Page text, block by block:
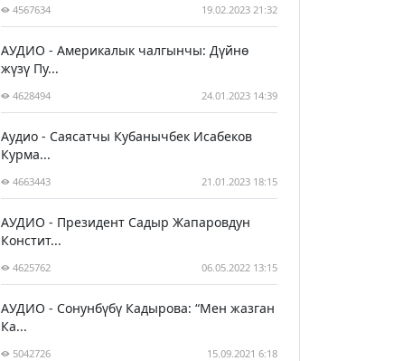
4567634 19.02.2023 21:32
АУДИО - Америкалык чалгынчы: Дүйнө
жүзү Пу...
4628494 24.01.2023 14:39
Аудио - Саясатчы Кубанычбек Исабеков
Курма...
4663443 21.01.2023 18:15
АУДИО - Президент Садыр Жапаровдун
Констит...
4625762 06.05.2022 13:15
АУДИО - Сонунбүбү Кадырова: “Мен жазган
Ка...
5042726 15.09.2021 6:18